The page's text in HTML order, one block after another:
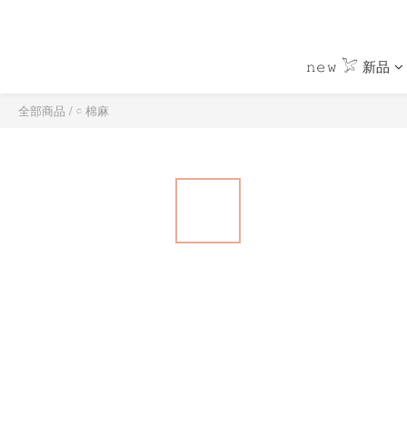
𝚗𝚎𝚠 𓅯 新品
全部商品 / 𓏌 棉麻